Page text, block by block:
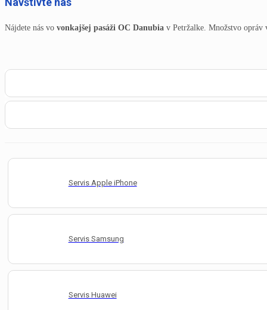
Nájdete nás vo vonkajšej pasáži OC Danubia v Petržalke. Množstvo opráv
Servis Apple iPhone
Servis Samsung
Servis Huawei